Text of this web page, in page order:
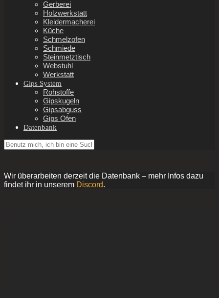
Gerberei
Holzwerkstatt
Kleidermacherei
Küche
Schmelzofen
Schmiede
Steinmetztisch
Webstuhl
Werkstatt
Gips System
Rohstoffe
Gipskugeln
Gipsabguss
Gips Ofen
Datenbank
Wir überarbeiten derzeit die Datenbank – mehr Infos dazu
findet ihr in unserem Discord.